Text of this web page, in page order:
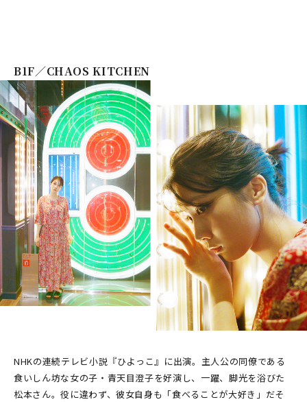
B1F／CHAOS KITCHEN
NHKの連続テレビ小説『ひよっこ』に出演。主人公の同僚である
食いしん坊な女の子・青天目澄子を好演し、一躍、脚光を浴びた
松本さん。役に違わず、彼女自身も「食べることが大好き」だそ